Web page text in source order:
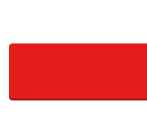
中に入ると、バタ
い中、幻想的な
ば、念仏を1回唱